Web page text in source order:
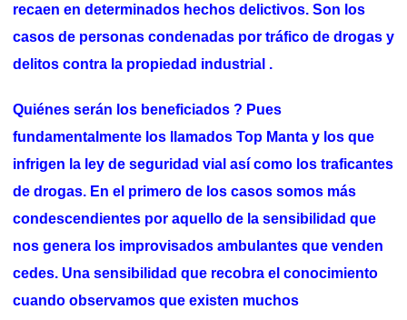
recaen en determinados hechos delictivos. Son los
casos de personas condenadas por tráfico de drogas y
delitos contra la propiedad industrial .
Quiénes serán los beneficiados ? Pues
fundamentalmente los llamados Top Manta y los que
infrigen la ley de seguridad vial así como los traficantes
de drogas. En el primero de los casos somos más
condescendientes por aquello de la sensibilidad que
nos genera los improvisados ambulantes que venden
cedes. Una sensibilidad que recobra el conocimiento
cuando observamos que existen muchos